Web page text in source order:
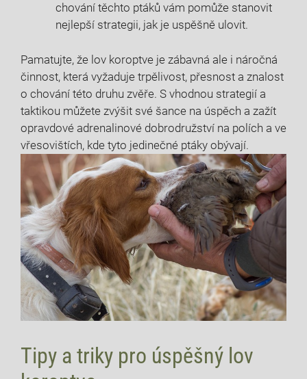
chování těchto ptáků ‍vám pomůže stanovit​
nejlepší strategii, jak ⁣je uspěšně ulovit.
Pamatujte, že⁣ lov koroptve je⁣ zábavná ale i náročná
činnost, která vyžaduje trpělivost, přesnost a znalost⁢
o chování této druhu zvěře. S vhodnou strategií‍ a‍
taktikou můžete zvýšit své‌ šance na úspěch a⁣ zažít
opravdové adrenalinové dobrodružství na polích a ve
vřesovištích, kde tyto jedinečné ptáky obývají.
Tipy a triky pro úspěšný lov